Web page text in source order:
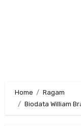
Home
Ragam
Biodata William